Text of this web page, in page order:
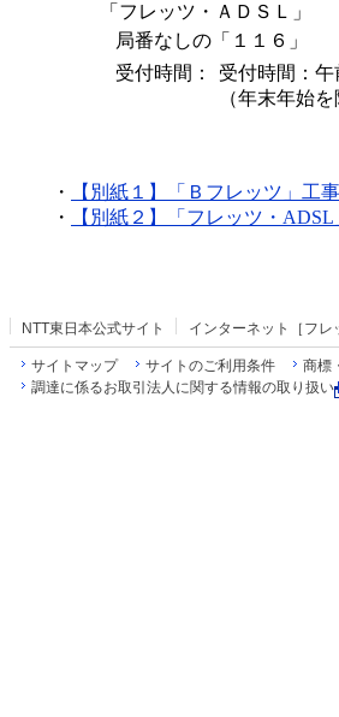
「フレッツ・ＡＤＳＬ」
局番なしの「１１６」
受付時間：
受付時間：
（年末年始を
・
【別紙１】「Ｂフレッツ」工
・
【別紙２】「フレッツ・
NTT東日本公式サイト インターネット［フレ
サイトマップ サイトのご利用条件 商標
調達に係るお取引法人に関する情報の取り扱い